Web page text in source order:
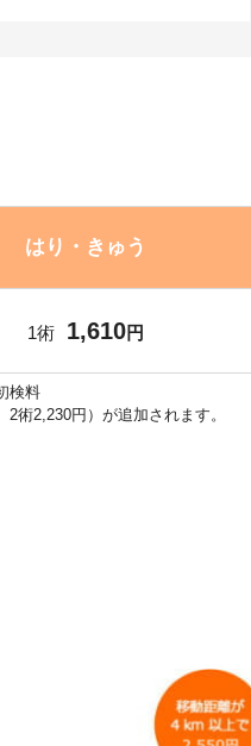
はり・きゅう
1術 1,610円
検料
2術2,230円）が追加されます。